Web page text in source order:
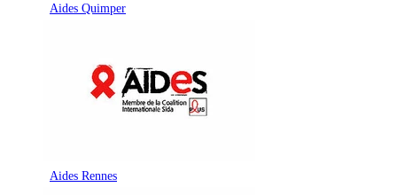
Aides Quimper
Aides Rennes